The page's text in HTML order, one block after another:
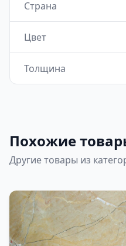
Страна
Цвет
Толщина
Похожие
Другие товары из